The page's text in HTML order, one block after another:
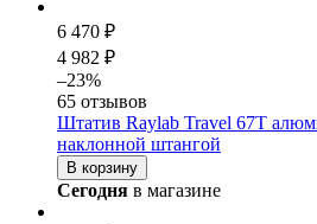
6 470 ₽
4 982 ₽
–23%
65 отзывов
Штатив Raylab Travel 67T
наклонной штангой
В корзину
Сегодня в магазине